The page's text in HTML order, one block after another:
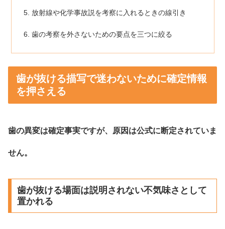
放射線や化学事故説を考察に入れるときの線引き
歯の考察を外さないための要点を三つに絞る
歯が抜ける描写で迷わないために確定情報
を押さえる
歯の異変は確定事実ですが、原因は公式に断定されていま
せん。
歯が抜ける場面は説明されない不気味さとして
置かれる